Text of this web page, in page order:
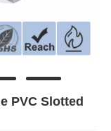
PVC Slotted